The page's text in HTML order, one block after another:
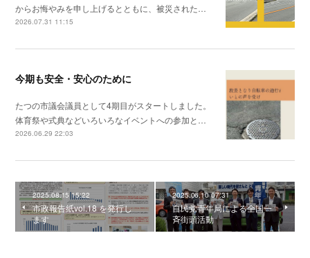
からお悔やみを申し上げるとともに、被災された…
2026.07.31 11:15
今期も安全・安心のために
たつの市議会議員として4期目がスタートしました。
体育祭や式典などいろいろなイベントへの参加と…
2026.06.29 22:03
2025.08.15 15:22
市政報告紙vol.18 を発行し
ます
2025.06.10 07:31
自民党青年局による全国一
斉街頭活動